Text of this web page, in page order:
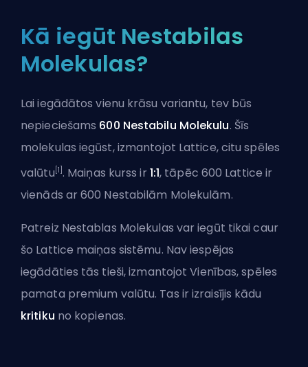
Kā iegūt Nestabilas
Molekulas?
Lai iegādātos vienu krāsu variantu, tev būs
nepieciešams 600 Nestabilu Molekulu. Šīs
molekulas iegūst, izmantojot Lattice, citu spēles
valūtu [1] . Maiņas kurss ir 1:1, tāpēc 600 Lattice ir
vienāds ar 600 Nestabilām Molekulām.
Patreiz Nestablas Molekulas var iegūt tikai caur
šo Lattice maiņas sistēmu. Nav iespējas
iegādāties tās tieši, izmantojotVienības, spēles
pamata premium valūtu. Tas ir izraisījis kādu
kritiku no kopienas.